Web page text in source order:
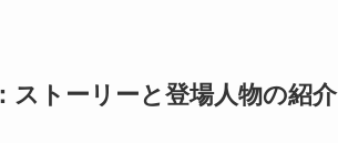
ストーリーと登場人物の紹介